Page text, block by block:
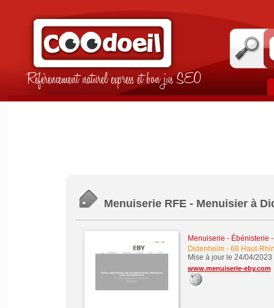
Référencement naturel express et bon jus SEO
Menuiserie RFE - Menuisier à
Menuiserie - Ébénisterie
Didenheim- 68 Haut-
Mise à jour le 24/04/2023
www.menuiserie-eby.com